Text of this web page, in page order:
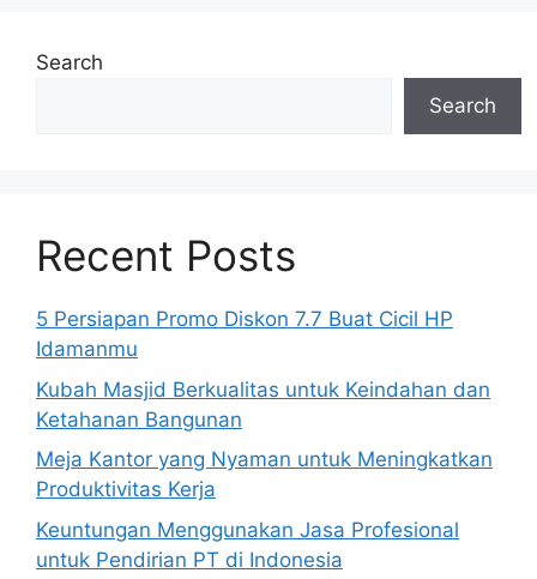
Search
Search
Recent Posts
5 Persiapan Promo Diskon 7.7 Buat Cicil HP
Idamanmu
Kubah Masjid Berkualitas untuk Keindahan dan
Ketahanan Bangunan
Meja Kantor yang Nyaman untuk Meningkatkan
Produktivitas Kerja
Keuntungan Menggunakan Jasa Profesional
untuk Pendirian PT di Indonesia